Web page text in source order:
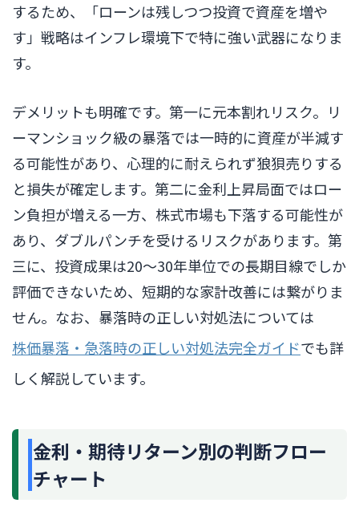
するため、「ローンは残しつつ投資で資産を増や
す」戦略はインフレ環境下で特に強い武器になりま
す。
デメリットも明確です。第一に元本割れリスク。リ
ーマンショック級の暴落では一時的に資産が半減す
る可能性があり、心理的に耐えられず狼狽売りする
と損失が確定します。第二に金利上昇局面ではロー
ン負担が増える一方、株式市場も下落する可能性が
あり、ダブルパンチを受けるリスクがあります。第
三に、投資成果は20〜30年単位での長期目線でしか
評価できないため、短期的な家計改善には繋がりま
せん。なお、暴落時の正しい対処法については
株価暴落・急落時の正しい対処法完全ガイドでも詳
しく解説しています。
金利・期待リターン別の判断フロー
チャート